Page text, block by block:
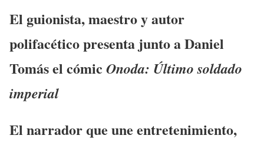
El guionista, maestro y autor
polifacético presenta junto a Daniel
Tomás el cómic Onoda: Último soldado
imperial
El narrador que une entretenimiento,